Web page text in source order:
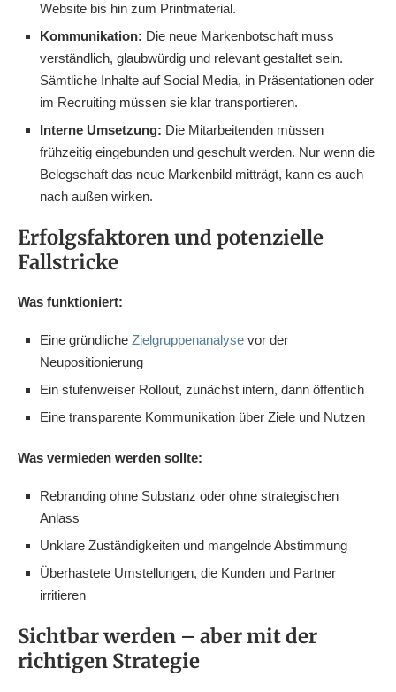
Website bis hin zum Printmaterial.
Kommunikation: Die neue Markenbotschaft muss
verständlich, glaubwürdig und relevant gestaltet sein.
Sämtliche Inhalte auf Social Media, in Präsentationen oder
im Recruiting müssen sie klar transportieren.
Interne Umsetzung: Die Mitarbeitenden müssen
frühzeitig eingebunden und geschult werden. Nur wenn die
Belegschaft das neue Markenbild mitträgt, kann es auch
nach außen wirken.
Erfolgsfaktoren und potenzielle
Fallstricke
Was funktioniert:
Eine gründliche Zielgruppenanalyse vor der
Neupositionierung
Ein stufenweiser Rollout, zunächst intern, dann öffentlich
Eine transparente Kommunikation über Ziele und Nutzen
Was vermieden werden sollte:
Rebranding ohne Substanz oder ohne strategischen
Anlass
Unklare Zuständigkeiten und mangelnde Abstimmung
Überhastete Umstellungen, die Kunden und Partner
irritieren
Sichtbar werden – aber mit der
richtigen Strategie